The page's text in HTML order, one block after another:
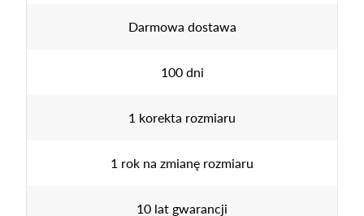
Darmowa dostawa
100 dni
1 korekta rozmiaru
1 rok na zmianę rozmiaru
10 lat gwarancji